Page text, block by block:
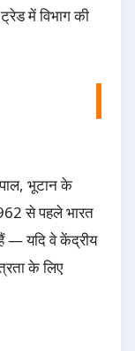
में विभाग की
भूटान के
से पहले भारत
यदि वे केंद्रीय
के लिए